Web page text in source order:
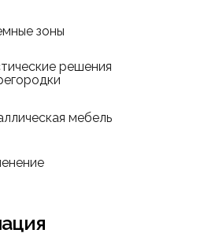
зоны
решения
мебель